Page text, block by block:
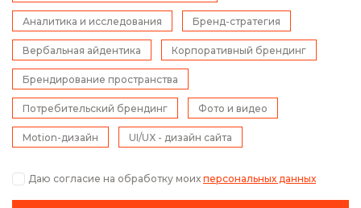
Аналитика и исследования Бренд-стратегия
Вербальная айдентика Корпоративный брендинг
Брендирование пространства
Потребительский брендинг Фото и видео
Motion-дизайн UI/UX - дизайн сайта
Даю согласие на обработку моих персональных данных